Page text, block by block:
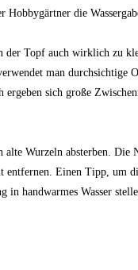
die
Topf auch wirklich zu
man durchsichtige
sich große
Wurzeln absterben. Die
Einen Tipp, um
handwarmes Wasser